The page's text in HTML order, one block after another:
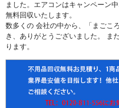
ました。エアコンはキャンペーン
無料回収いたします。
数多くの 会社の中から、「まごこ
き、ありがとうございました。 ま
ります。